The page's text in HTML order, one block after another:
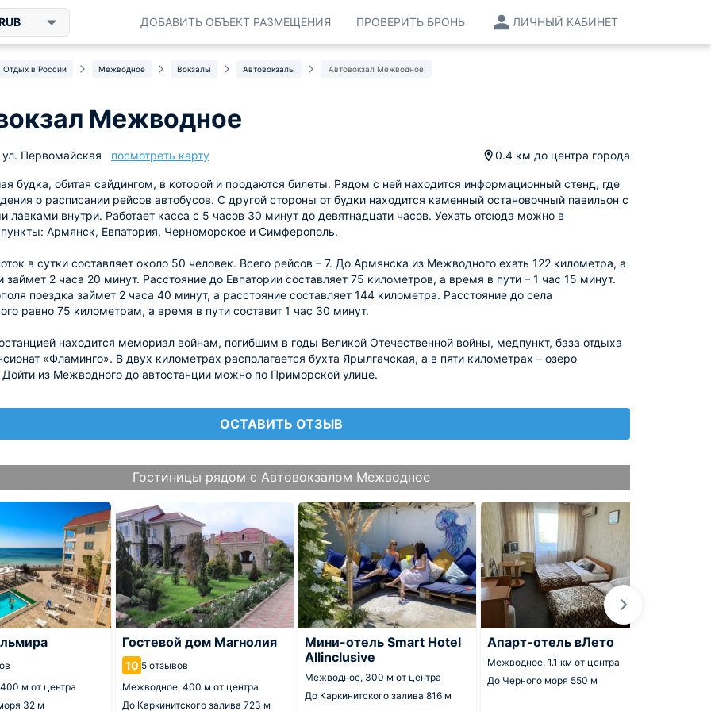
ЛИЧНЫЙ КАБИНЕТ
ПРОВЕРИТЬ БРОНЬ
ДОБАВИТЬ ОБЪЕКТ РАЗМЕЩЕНИЯ
Отдых в России Межводное Вокзалы Автовокзалы Автовокзал Межводное
Межводное
Первомайская посмотреть карту 0.4 км до центра города
будка, обитая сайдингом, в которой и продаются билеты. Рядом с ней находится информационный стенд, где
о расписании рейсов автобусов. С другой стороны от будки находится каменный остановочный павильон с
лавками внутри. Работает касса с 5 часов 30 минут до девятнадцати часов. Уехать отсюда можно в
Армянск, Евпатория, Черноморское и Симферополь.
в сутки составляет около 50 человек. Всего рейсов – 7. До Армянска из Межводного ехать 122 километра, а
займет 2 часа 20 минут. Расстояние до Евпатории составляет 75 километров, а время в пути – 1 час 15 минут.
поездка займет 2 часа 40 минут, а расстояние составляет 144 километра. Расстояние до села
равно 75 километрам, а время в пути составит 1 час 30 минут.
находится мемориал войнам, погибшим в годы Великой Отечественной войны, медпункт, база отдыха
«Фламинго». В двух километрах располагается бухта Ярылгачская, а в пяти километрах – озеро
из Межводного до автостанции можно по Приморской улице.
ОСТАВИТЬ ОТЗЫВ
Гостиницы рядом с Автовокзалом Межводное
400 м от центра
32 м
Гостевой дом Магнолия
10 5 отзывов
Межводное, 400 м от центра
До Каркинитского залива 723 м
Мини-отель Smart Hotel
Allinclusive
Межводное, 300 м от центра
До Каркинитского залива 816 м
Апарт-отель вЛето
Межводное, 1.1 км от центра
До Черного моря 550 м